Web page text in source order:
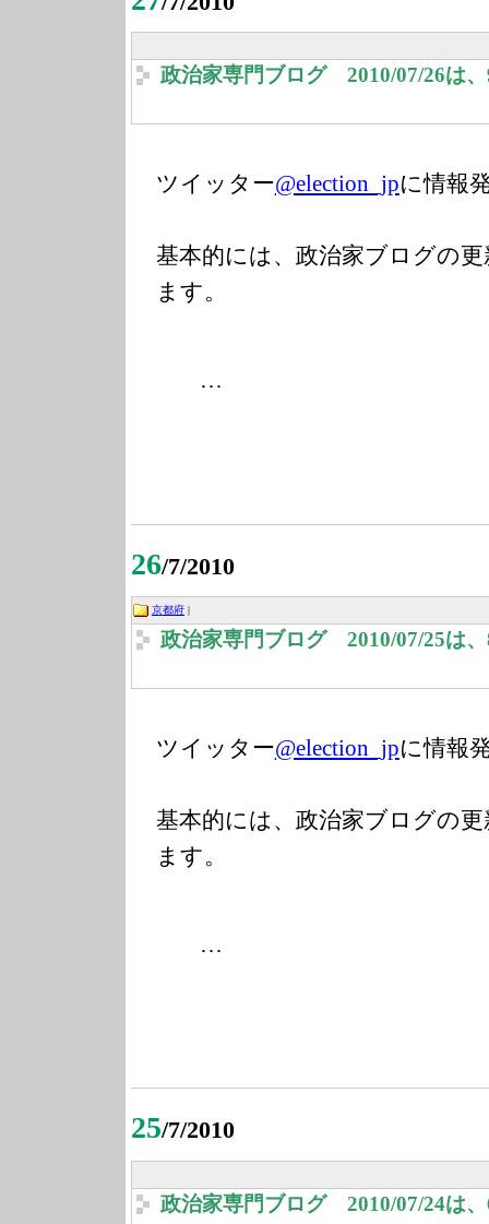
政治家専門ブログ 2010/07/26は
ツイッター@election_jpに情報
基本的には、政治家ブログの
ます。
…
26/7/2010
京都府 |
政治家専門ブログ 2010/07/25は
ツイッター@election_jpに情報
基本的には、政治家ブログの
ます。
…
25/7/2010
政治家専門ブログ 2010/07/24は